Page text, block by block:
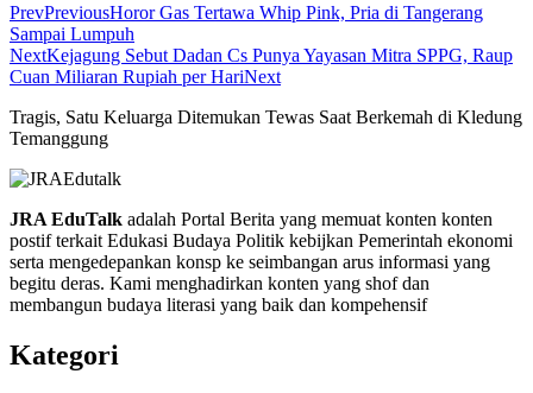
PrevPreviousHoror Gas Tertawa Whip Pink, Pria di Tangerang
Sampai Lumpuh
NextKejagung Sebut Dadan Cs Punya Yayasan Mitra SPPG, Raup
Cuan Miliaran Rupiah per HariNext
Tragis, Satu Keluarga Ditemukan Tewas Saat Berkemah di Kledung
Temanggung
JRA EduTalk adalah Portal Berita yang memuat konten konten
postif terkait Edukasi Budaya Politik kebijkan Pemerintah ekonomi
serta mengedepankan konsp ke seimbangan arus informasi yang
begitu deras. Kami menghadirkan konten yang shof dan
membangun budaya literasi yang baik dan kompehensif
Kategori